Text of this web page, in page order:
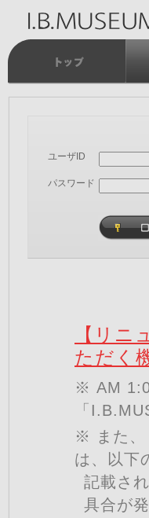
ユーザID
パスワード
【リニ
ただく
※ AM
「
※ また、
は、以下
記載さ
具合が